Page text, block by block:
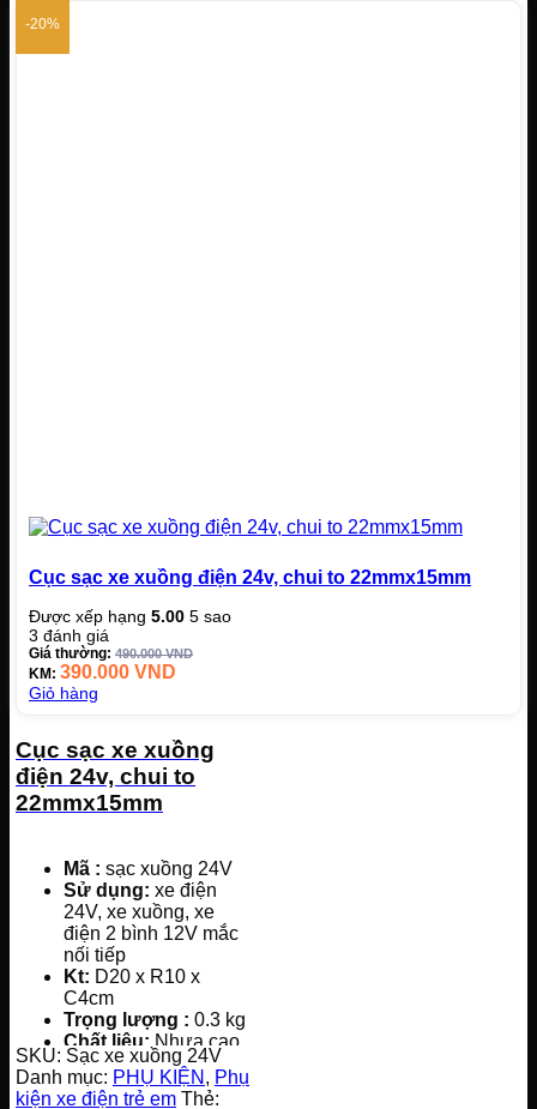
-20%
Cục sạc xe xuồng điện 24v, chui to 22mmx15mm
Được xếp hạng 5.00 5 sao
3 đánh giá
Giá thường: 490.000VND
KM: 390.000 VND
Giỏ hàng
Cục sạc xe xuồng
điện 24v, chui to
22mmx15mm
Mã : sạc xuồng 24V
Sử dụng: xe điện
24V, xe xuồng, xe
điện 2 bình 12V mắc
nối tiếp
Kt: D20 x R10 x
C4cm
Trọng lượng : 0.3 kg
Chất liệu: Nhựa cao
cấp
Lưu ý:hình dáng,
SKU: Sạc xe xuồng 24V
Danh mục: PHỤ KIỆN , Phụ
kiện xe điện trẻ em Thẻ: